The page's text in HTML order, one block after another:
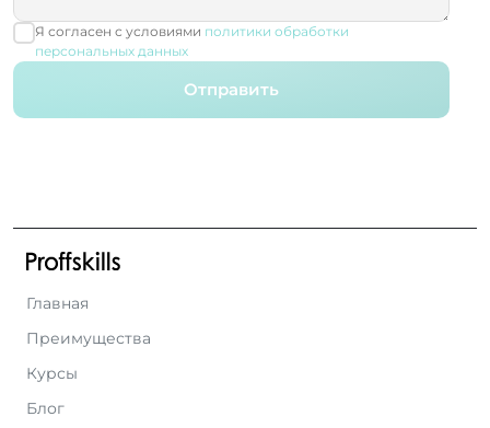
Я согласен с условиями политики обработки
персональных данных
Отправить
Главная
Преимущества
Курсы
Блог